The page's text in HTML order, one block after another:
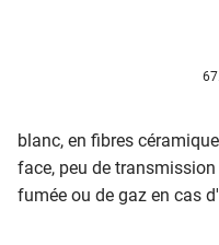
blanc, en fibres
face, peu de
fumée ou de gaz en cas